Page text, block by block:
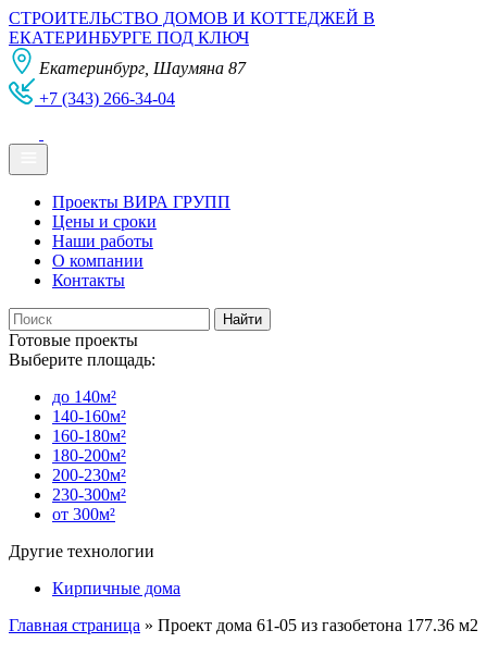
СТРОИТЕЛЬСТВО ДОМОВ И КОТТЕДЖЕЙ В
ЕКАТЕРИНБУРГЕ ПОД КЛЮЧ
Екатеринбург, Шаумяна 87
+7 (343) 266-34-04
Проекты ВИРА ГРУПП
Цены и сроки
Наши работы
О компании
Контакты
Готовые проекты
Выберите площадь:
до 140м²
140-160м²
160-180м²
180-200м²
200-230м²
230-300м²
от 300м²
Другие технологии
Кирпичные дома
Главная страница » Проект дома 61-05 из газобетона 177.36 м2